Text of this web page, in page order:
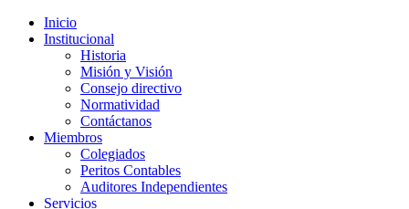
Inicio
Institucional
Historia
Misión y Visión
Consejo directivo
Normatividad
Contáctanos
Miembros
Colegiados
Peritos Contables
Auditores Independientes
Servicios